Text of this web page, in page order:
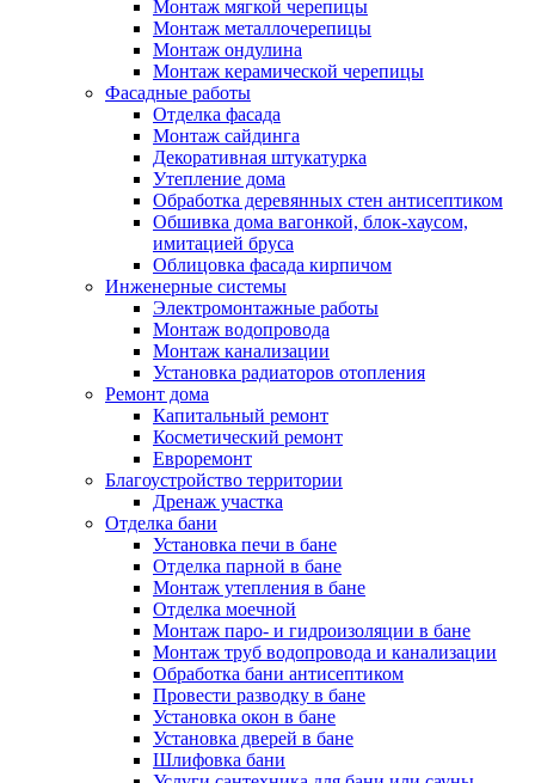
Монтаж мягкой черепицы
Монтаж металлочерепицы
Монтаж ондулина
Монтаж керамической черепицы
Фасадные работы
Отделка фасада
Монтаж сайдинга
Декоративная штукатурка
Утепление дома
Обработка деревянных стен антисептиком
Обшивка дома вагонкой, блок-хаусом,
имитацией бруса
Облицовка фасада кирпичом
Инженерные системы
Электромонтажные работы
Монтаж водопровода
Монтаж канализации
Установка радиаторов отопления
Ремонт дома
Капитальный ремонт
Косметический ремонт
Евроремонт
Благоустройство территории
Дренаж участка
Отделка бани
Установка печи в бане
Отделка парной в бане
Монтаж утепления в бане
Отделка моечной
Монтаж паро- и гидроизоляции в бане
Монтаж труб водопровода и канализации
Обработка бани антисептиком
Провести разводку в бане
Установка окон в бане
Установка дверей в бане
Шлифовка бани